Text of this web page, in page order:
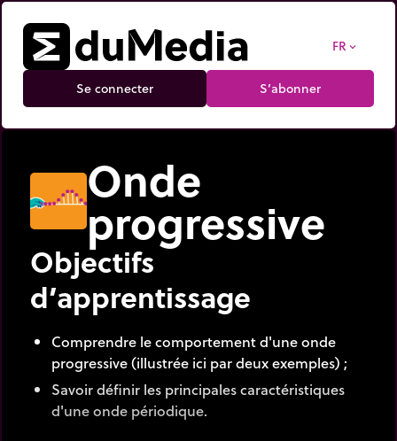
FR expand_more
Se connecter S’abonner
Onde
progressive
Objectifs
d’apprentissage
Comprendre le comportement d'une onde
progressive (illustrée ici par deux exemples) ;
Savoir définir les principales caractéristiques
d'une onde périodique.